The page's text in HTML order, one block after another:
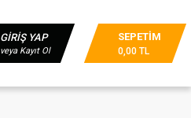
GİRİŞ YAP
veya Kayıt Ol
SEPETİM
0,00 TL